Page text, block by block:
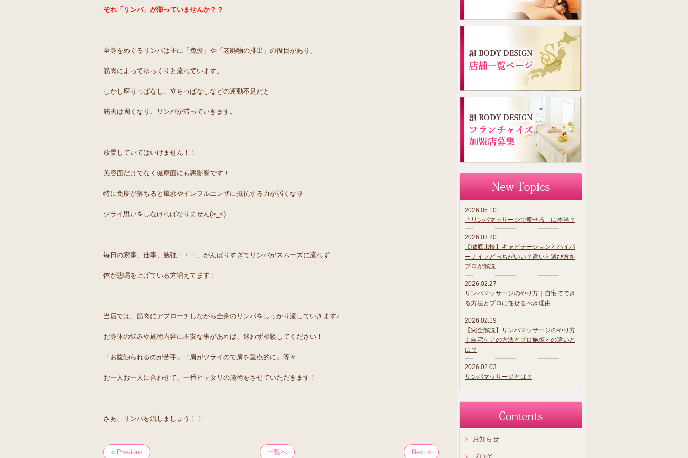
それ「リンパ」が滞っていませんか？？
全身をめぐるリンパは主に「免疫」や「老廃物の排出」の役目があり、
筋肉によってゆっくりと流れています。
しかし座りっぱなし、立ちっぱなしなどの運動不足だと
筋肉は固くなり、リンパが滞っていきます。
放置していてはいけません！！
美容面だけでなく健康面にも悪影響です！
特に免疫が落ちると風邪やインフルエンザに抵抗する力が弱くなり
ツライ思いをしなければなりません(>_<)
毎日の家事、仕事、勉強・・・、がんばりすぎてリンパがスムーズに流れず
体が悲鳴を上げている方増えてます！
当店では、筋肉にアプローチしながら全身のリンパをしっかり流していきます♪
お身体の悩みや施術内容に不安な事があれば、迷わず相談してください！
「お腹触られるのが苦手」「肩がツライので肩を重点的に」等々
お一人お一人に合わせて、一番ピッタリの施術をさせていただきます！
さあ、リンパを流しましょう！！
« Previous 一覧へ Next »
2026.05.10
「リンパマッサージで痩せる」は本当？
2026.03.20
【徹底比較】キャビテーションとハイパ
ーナイフどっちがいい？違いと選び方を
プロが解説
2026.02.27
リンパマッサージのやり方｜自宅ででき
る方法とプロに任せるべき理由
2026.02.19
【完全解説】リンパマッサージのやり方
｜自宅ケアの方法とプロ施術との違いと
は？
2026.02.03
リンパマッサージとは？
お知らせ